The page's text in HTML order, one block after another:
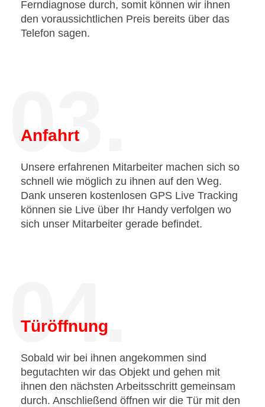
Ferndiagnose durch, somit können wir ihnen
den voraussichtlichen Preis bereits über das
Telefon sagen.
03.
Anfahrt
Unsere erfahrenen Mitarbeiter machen sich so
schnell wie möglich zu ihnen auf den Weg.
Dank unseren kostenlosen GPS Live Tracking
können sie Live über Ihr Handy verfolgen wo
sich unser Mitarbeiter gerade befindet.
04.
Türöffnung
Sobald wir bei ihnen angekommen sind
begutachten wir das Objekt und gehen mit
ihnen den nächsten Arbeitsschritt gemeinsam
durch. Anschließend öffnen wir die Tür mit den